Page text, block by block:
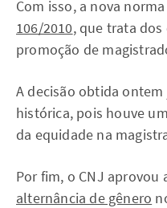
Com isso, a nova
106/2010, que trata
promoção de
A decisão obtida
histórica, pois houve
da equidade na
Por fim, o CNJ aprovou
alternância de gênero